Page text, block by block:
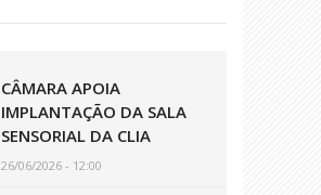
CÂMARA APOIA
IMPLANTAÇÃO DA SALA
SENSORIAL DA CLIA
26/06/2026 - 12:00